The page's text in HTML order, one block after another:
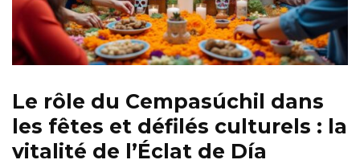
Le rôle du Cempasúchil dans
les fêtes et défilés culturels : la
vitalité de l’Éclat de Día